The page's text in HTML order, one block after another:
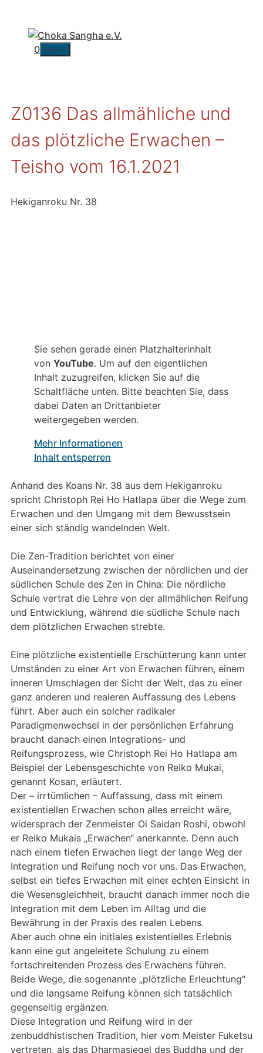
Inhalt
springen
0 Menü
Z0136 Das allmähliche und
das plötzliche Erwachen –
Teisho vom 16.1.2021
Hekiganroku Nr. 38
Sie sehen gerade einen Platzhalterinhalt
von YouTube. Um auf den eigentlichen
Inhalt zuzugreifen, klicken Sie auf die
Schaltfläche unten. Bitte beachten Sie, dass
dabei Daten an Drittanbieter
weitergegeben werden.
Mehr Informationen
Inhalt entsperren
Anhand des Koans Nr. 38 aus dem Hekiganroku
spricht Christoph Rei Ho Hatlapa über die Wege zum
Erwachen und den Umgang mit dem Bewusstsein
einer sich ständig wandelnden Welt.
Die Zen-Tradition berichtet von einer
Auseinandersetzung zwischen der nördlichen und der
südlichen Schule des Zen in China: Die nördliche
Schule vertrat die Lehre von der allmählichen Reifung
und Entwicklung, während die südliche Schule nach
dem plötzlichen Erwachen strebte.
Eine plötzliche existentielle Erschütterung kann unter
Umständen zu einer Art von Erwachen führen, einem
inneren Umschlagen der Sicht der Welt, das zu einer
ganz anderen und realeren Auffassung des Lebens
führt. Aber auch ein solcher radikaler
Paradigmenwechsel in der persönlichen Erfahrung
braucht danach einen Integrations- und
Reifungsprozess, wie Christoph Rei Ho Hatlapa am
Beispiel der Lebensgeschichte von Reiko Mukai,
genannt Kosan, erläutert.
Der – irrtümlichen – Auffassung, dass mit einem
existentiellen Erwachen schon alles erreicht wäre,
widersprach der Zenmeister Oi Saidan Roshi, obwohl
er Reiko Mukais „Erwachen“ anerkannte. Denn auch
nach einem tiefen Erwachen liegt der lange Weg der
Integration und Reifung noch vor uns. Das Erwachen,
selbst ein tiefes Erwachen mit einer echten Einsicht in
die Wesensgleichheit, braucht danach immer noch die
Integration mit dem Leben im Alltag und die
Bewährung in der Praxis des realen Lebens.
Aber auch ohne ein initiales existentielles Erlebnis
kann eine gut angeleitete Schulung zu einem
fortschreitenden Prozess des Erwachens führen.
Beide Wege, die sogenannte „plötzliche Erleuchtung“
und die langsame Reifung können sich tatsächlich
gegenseitig ergänzen.
Diese Integration und Reifung wird in der
zenbuddhistischen Tradition, hier vom Meister Fuketsu
vertreten, als das Dharmasiegel des Buddha und der